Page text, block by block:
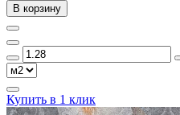
В корзину
Купить в 1 клик